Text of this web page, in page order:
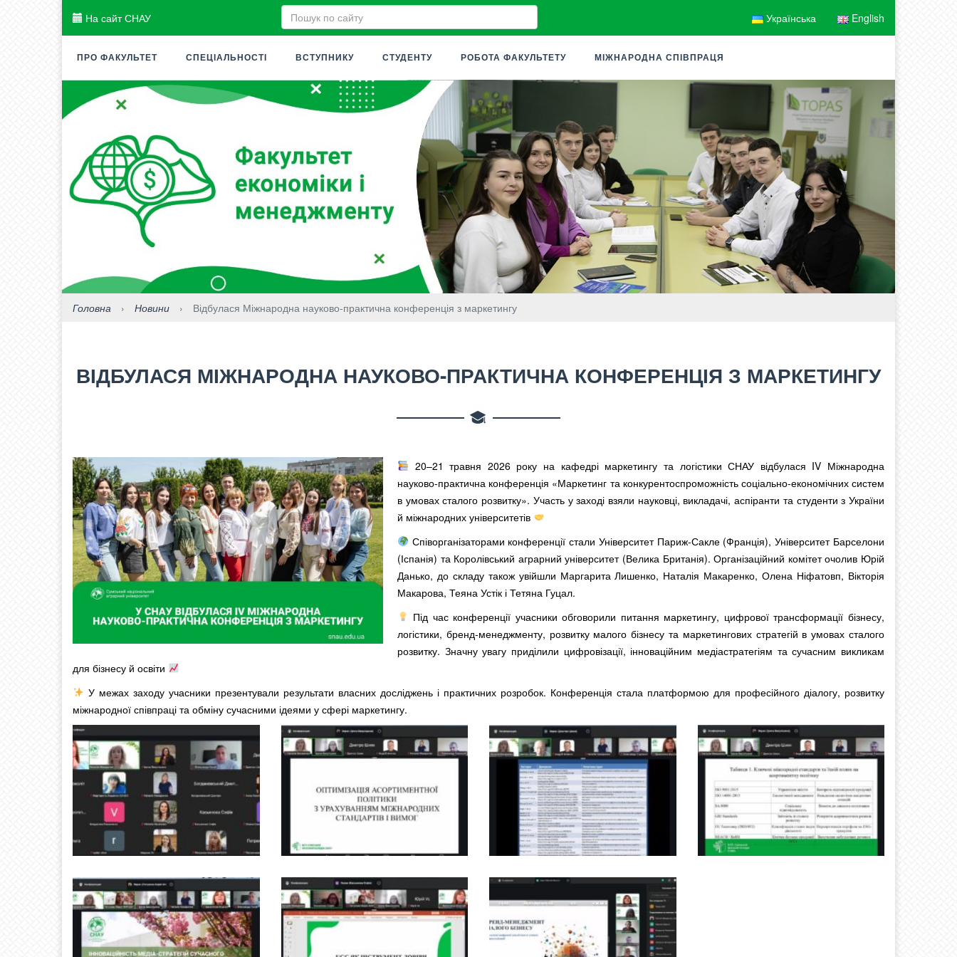
На сайт СНАУ Українська English
ПРО ФАКУЛЬТЕТ СПЕЦІАЛЬНОСТІ ВСТУПНИКУ СТУДЕНТУ РОБОТА ФАКУЛЬТЕТУ МІЖНАРОДНА СПІВПРАЦЯ
Головна › Новини › Відбулася Міжнародна науково-практична конференція з маркетингу
ВІДБУЛАСЯ МІЖНАРОДНА НАУКОВО-ПРАКТИЧНА КОНФЕРЕНЦІЯ З МАРКЕТИНГУ
20–21 травня 2026 року на кафедрі маркетингу та логістики СНАУ відбулася IV Міжнародна
науково-практична конференція «Маркетинг та конкурентоспроможність соціально-економічних систем
в умовах сталого розвитку». Участь у заході взяли науковці, викладачі, аспіранти та студенти з України
й міжнародних університетів
Співорганізаторами конференції стали Університет Париж-Сакле (Франція), Університет Барселони
(Іспанія) та Королівський аграрний університет (Велика Британія). Організаційний комітет очолив Юрій
Данько, до складу також увійшли Маргарита Лишенко, Наталія Макаренко, Олена Ніфатовп, Вікторія
Макарова, Теяна Устік і Тетяна Гуцал.
Під час конференції учасники обговорили питання маркетингу, цифрової трансформації бізнесу,
логістики, бренд-менеджменту, розвитку малого бізнесу та маркетингових стратегій в умовах сталого
розвитку. Значну увагу приділили цифровізації, інноваційним медіастратегіям та сучасним викликам
для бізнесу й освіти
У межах заходу учасники презентували результати власних досліджень і практичних розробок. Конференція стала платформою для професійного діалогу, розвитку
міжнародної співпраці та обміну сучасними ідеями у сфері маркетингу.